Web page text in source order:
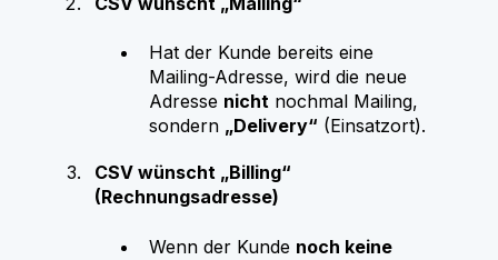
Hat der Kunde bereits eine
Mailing-Adresse, wird die neue
Adresse nicht nochmal Mailing,
sondern „Delivery“ (Einsatzort).
CSV wünscht „Billing“
(Rechnungsadresse)
Wenn der Kunde noch keine